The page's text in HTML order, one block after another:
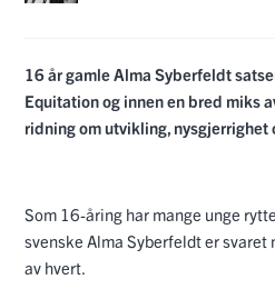
16 år gamle Alma Syberfeldt
Equitation og innen en bred miks
ridning om utvikling, nysgjerrighet
Som 16-åring har mange unge
svenske Alma Syberfeldt er
av hvert.